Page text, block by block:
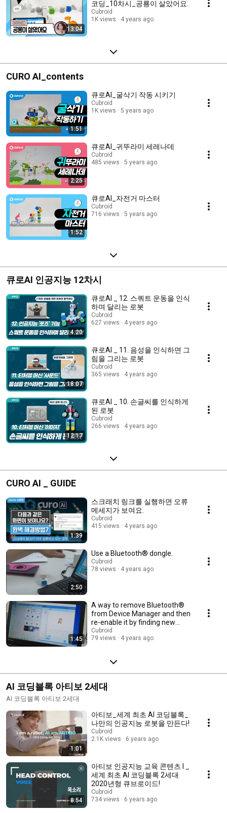
13:04
코딩_10차시_공룡이 살았어요.
Cubroid
1K views
4 years ago
CURO AI_contents
1:51
큐로AI_굴삭기 작동 시키기
Cubroid
1K views
5 years ago
2:25
큐로AI_귀뚜라미 세레나데
Cubroid
485 views
5 years ago
1:52
큐로AI_자전거 마스터
Cubroid
716 views
5 years ago
큐로AI 인공지능 12차시
4:20
큐로AI _ 12. 스쿼트 운동을 인식
하며 달리는 로봇
Cubroid
627 views
4 years ago
18:07
큐로AI _ 11. 음성을 인식하면 그
림을 그리는 로봇
Cubroid
365 views
4 years ago
12:17
큐로AI _ 10. 손글씨를 인식하게
된 로봇
Cubroid
266 views
4 years ago
CURO AI _ GUIDE
1:39
스크래치 링크를 실행하면 오류
메세지가 보여요.
Cubroid
415 views
4 years ago
2:50
Use a Bluetooth® dongle.
Cubroid
78 views
4 years ago
1:45
A way to remove Bluetooth®
from Device Manager and then
re-enable it by finding new
hardware.
Cubroid
79 views
4 years ago
AI 코딩블록 아티보 2세대
AI 코딩블록 아티보 2세대
1:01
아티보_세계 최초 AI 코딩블록_
나만의 인공지능 로봇을 만든다!
Cubroid
2.1K views
6 years ago
8:54
아티보 인공지능 교육 콘텐츠 I _
세계 최초 AI 코딩블록 2세대
2020년형 큐브로이드!
Cubroid
734 views
6 years ago